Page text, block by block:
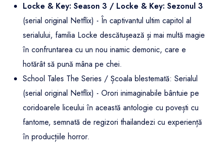
Locke & Key: Season 3 / Locke & Key: Sezonul 3
(serial original Netflix) - În captivantul ultim capitol al
serialului, familia Locke descătușează și mai multă magie
în confruntarea cu un nou inamic demonic, care e
hotărât să pună mâna pe chei.
School Tales The Series / Școala blestemată: Serialul
(serial original Netflix) - Orori inimaginabile bântuie pe
coridoarele liceului în această antologie cu povești cu
fantome, semnată de regizori thailandezi cu experiență
în producțiile horror.